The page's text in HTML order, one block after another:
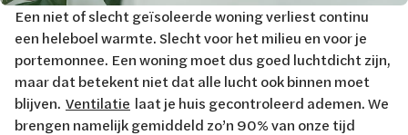
Een niet of slecht geïsoleerde woning verliest continu
een heleboel warmte. Slecht voor het milieu en voor je
portemonnee. Een woning moet dus goed luchtdicht zijn,
maar dat betekent niet dat alle lucht ook binnen moet
blijven. Ventilatie laat je huis gecontroleerd ademen. We
brengen namelijk gemiddeld zo’n 90% van onze tijd